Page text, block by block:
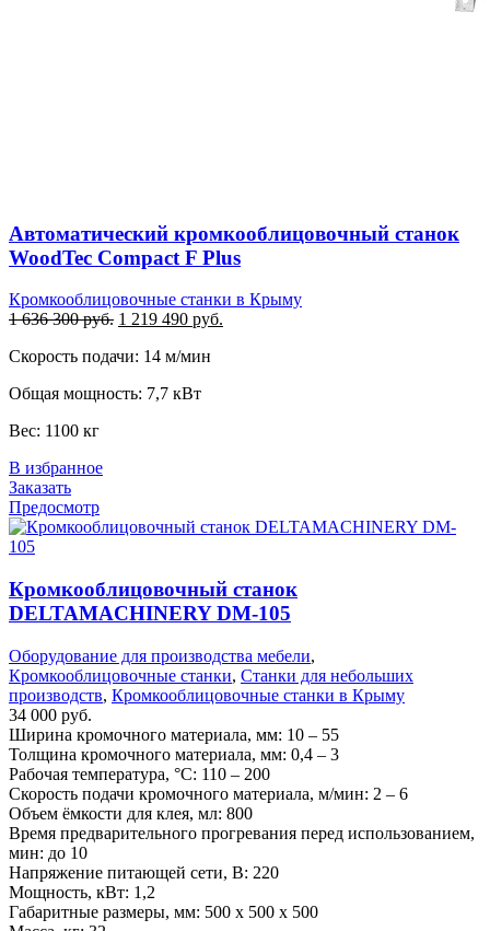
Автоматический кромкооблицовочный станок
WoodTec Compact F Plus
Кромкооблицовочные станки в Крыму
1 636 300руб. Первоначальная
составляла
636
1 219 490 руб.
Скорость подачи: 14 м/мин
Общая мощность: 7,7 кВт
Вес: 1100 кг
В избранное
Заказать
Предосмотр
Кромкооблицовочный станок
DELTAMACHINERY DM-105
Оборудование для производства мебели,
Кромкооблицовочные станки, Станки для небольших
производств, Кромкооблицовочные станки в Крыму
34 000 руб.
Ширина кромочного материала, мм: 10 – 55
Толщина кромочного материала, мм: 0,4 – 3
Рабочая температура, °C: 110 – 200
Скорость подачи кромочного материала, м/мин: 2 – 6
Объем ёмкости для клея, мл: 800
Время предварительного прогревания перед использованием,
мин: до 10
Напряжение питающей сети, В: 220
Мощность, кВт: 1,2
Габаритные размеры, мм: 500 х 500 х 500